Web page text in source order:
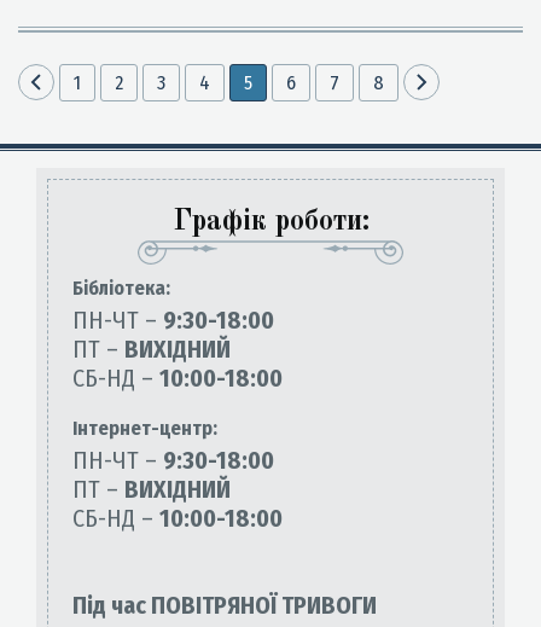
1 2 3 4 5 6 7 8
Графік роботи:
Бiблiотека:
ПН-ЧТ – 9:30-18:00
ПТ – ВИХІДНИЙ
СБ-НД – 10:00-18:00
Інтернет-центр:
ПН-ЧТ – 9:30-18:00
ПТ – ВИХІДНИЙ
СБ-НД – 10:00-18:00
Під час ПОВІТРЯНОЇ ТРИВОГИ